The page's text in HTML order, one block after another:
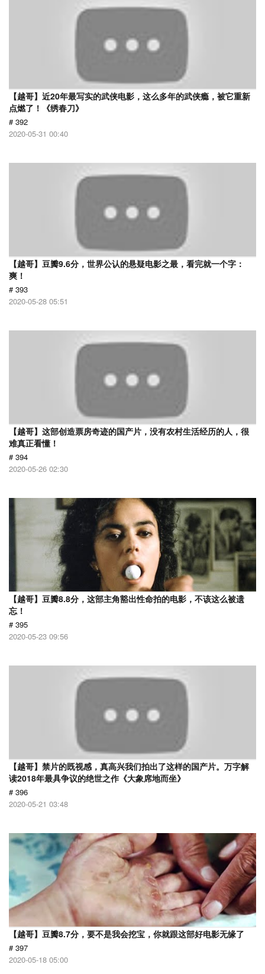
【越哥】近20年最写实的武侠电影，这么多年的武侠瘾，被它重新
点燃了！《绣春刀》
# 392
2020-05-31 00:40
【越哥】豆瓣9.6分，世界公认的悬疑电影之最，看完就一个字：
爽！
# 393
2020-05-28 05:51
【越哥】这部创造票房奇迹的国产片，没有农村生活经历的人，很
难真正看懂！
# 394
2020-05-26 02:30
【越哥】豆瓣8.8分，这部主角豁出性命拍的电影，不该这么被遗
忘！
# 395
2020-05-23 09:56
【越哥】禁片的既视感，真高兴我们拍出了这样的国产片。万字解
读2018年最具争议的绝世之作《大象席地而坐》
# 396
2020-05-21 03:48
【越哥】豆瓣8.7分，要不是我会挖宝，你就跟这部好电影无缘了
# 397
2020-05-18 05:00